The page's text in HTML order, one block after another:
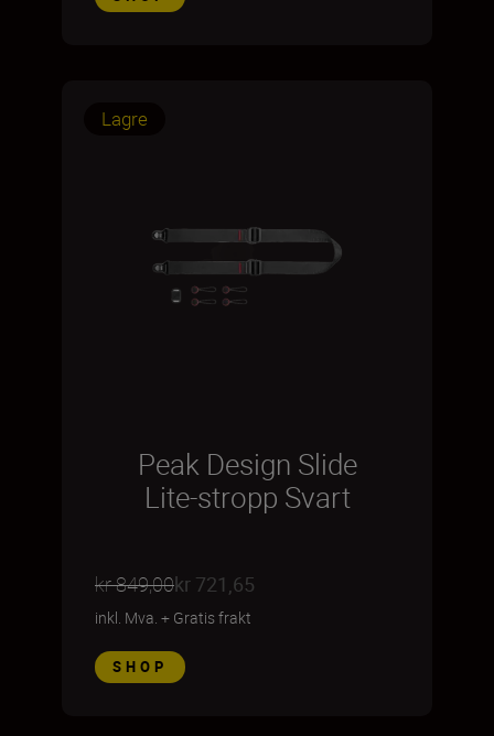
Lagre
Peak Design Slide
Lite-stropp Svart
kr 849,00kr 721,65
inkl. Mva. + Gratis frakt
SHOP